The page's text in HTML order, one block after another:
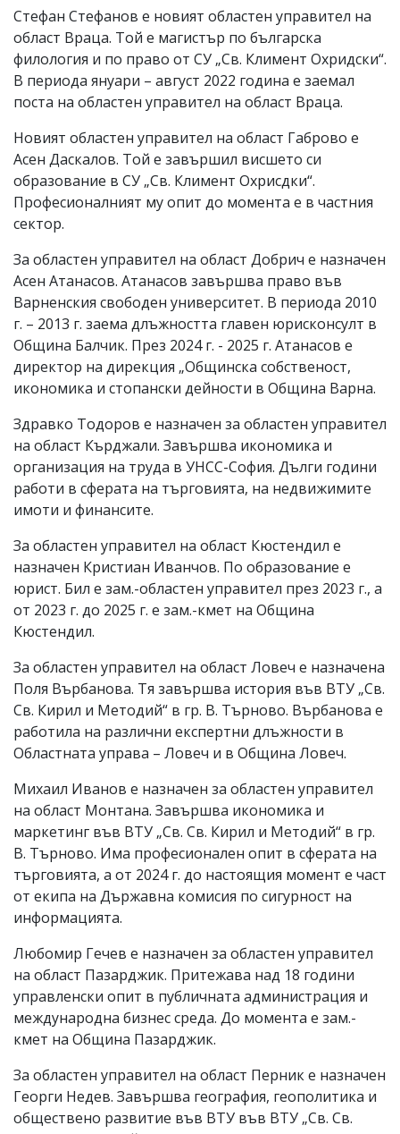
Стефан Стефанов е новият областен управител на
област Враца. Той е магистър по българска
филология и по право от СУ „Св. Климент Охридски“.
В периода януари – август 2022 година е заемал
поста на областен управител на област Враца.
Новият областен управител на област Габрово е
Асен Даскалов. Той е завършил висшето си
образование в СУ „Св. Климент Охрисдки“.
Професионалният му опит до момента е в частния
сектор.
За областен управител на област Добрич е назначен
Асен Атанасов. Атанасов завършва право във
Варненския свободен университет. В периода 2010
г. – 2013 г. заема длъжността главен юрисконсулт в
Община Балчик. През 2024 г. - 2025 г. Атанасов е
директор на дирекция „Общинска собственост,
икономика и стопански дейности в Община Варна.
Здравко Тодоров е назначен за областен управител
на област Кърджали. Завършва икономика и
организация на труда в УНСС-София. Дълги години
работи в сферата на търговията, на недвижимите
имоти и финансите.
За областен управител на област Кюстендил е
назначен Кристиан Иванчов. По образование е
юрист. Бил е зам.-областен управител през 2023 г., а
от 2023 г. до 2025 г. е зам.-кмет на Община
Кюстендил.
За областен управител на област Ловеч е назначена
Поля Върбанова. Тя завършва история във ВТУ „Св.
Св. Кирил и Методий“ в гр. В. Търново. Върбанова е
работила на различни експертни длъжности в
Областната управа – Ловеч и в Община Ловеч.
Михаил Иванов е назначен за областен управител
на област Монтана. Завършва икономика и
маркетинг във ВТУ „Св. Св. Кирил и Методий“ в гр.
В. Търново. Има професионален опит в сферата на
търговията, а от 2024 г. до настоящия момент е част
от екипа на Държавна комисия по сигурност на
информацията.
Любомир Гечев е назначен за областен управител
на област Пазарджик. Притежава над 18 години
управленски опит в публичната администрация и
международна бизнес среда. До момента е зам.-
кмет на Община Пазарджик.
За областен управител на област Перник е назначен
Георги Недев. Завършва география, геополитика и
обществено развитие във ВТУ във ВТУ „Св. Св.